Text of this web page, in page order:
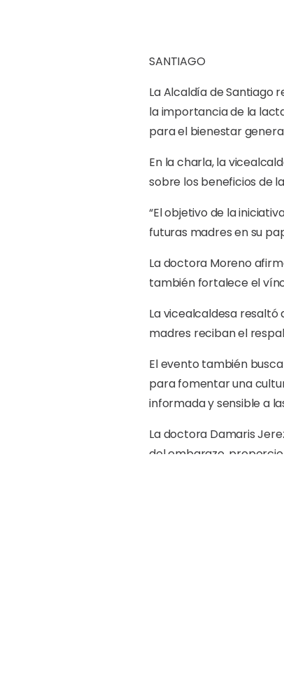
SANTIAGO
La Alcaldía de Santiago
la importancia de la
para el bienestar
En la charla, la
sobre los beneficios de
“El objetivo de la
futuras madres en su
La doctora Moreno
también fortalece el
La vicealcaldesa resaltó
madres reciban el
El evento también
para fomentar una
informada y sensible a
La doctora Damaris
del embarazo,